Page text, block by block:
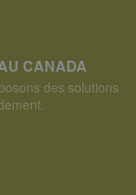
CANADA
des solutions